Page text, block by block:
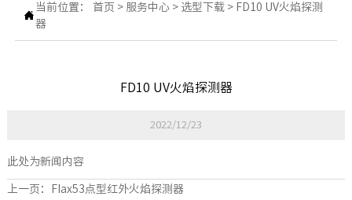

当前位置： 首页 > 服务中心> 选型下载> FD10 UV火焰探测
器
FD10 UV火焰探测器
2022/12/23
此处为新闻内容
上一页：
FIax53点型红外火焰探测器